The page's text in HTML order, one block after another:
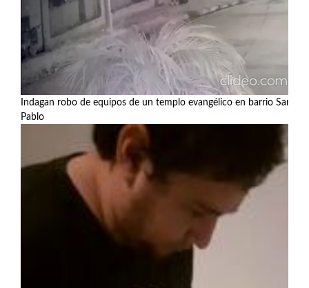
Indagan robo de equipos de un templo evangélico en barrio San
Pablo